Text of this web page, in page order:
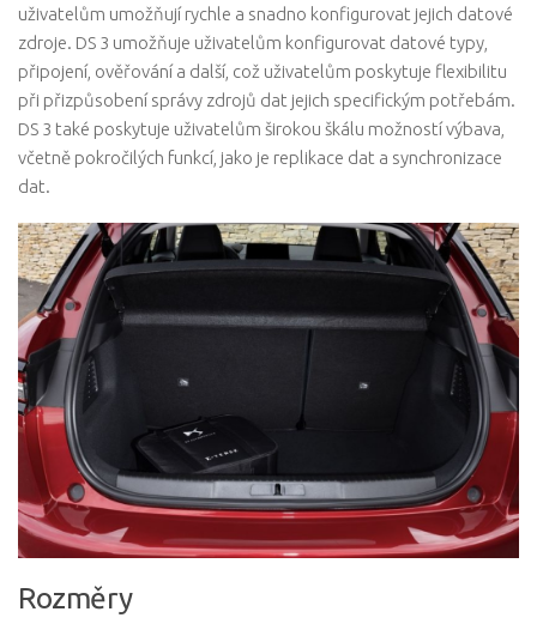
uživatelům umožňují rychle a snadno konfigurovat jejich datové
zdroje. DS 3 umožňuje uživatelům konfigurovat datové typy,
připojení, ověřování a další, což uživatelům poskytuje flexibilitu
při přizpůsobení správy zdrojů dat jejich specifickým potřebám.
DS 3 také poskytuje uživatelům širokou škálu možností výbava,
včetně pokročilých funkcí, jako je replikace dat a synchronizace
dat.
Rozměry